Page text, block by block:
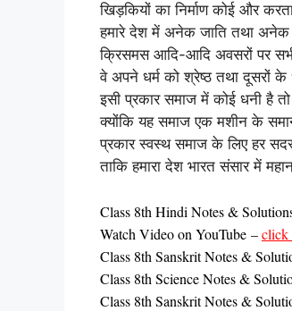
खिड़कियों का निर्माण कोई और
हमारे देश में अनेक जाति तथा अनेक
क्रिसमस आदि-आदि अवसरों पर
वे अपने धर्म को श्रेष्ठ तथा दूसरों
इसी प्रकार समाज में कोई धनी है
क्योंकि यह समाज एक मशीन के
प्रकार स्वस्थ समाज के लिए हर
ताकि हमारा देश भारत संसार में
Class 8th Hindi Notes &
Watch Video on YouTube –click
Class 8th Sanskrit Notes &
Class 8th Science Notes &
Class 8th Sanskrit Notes &